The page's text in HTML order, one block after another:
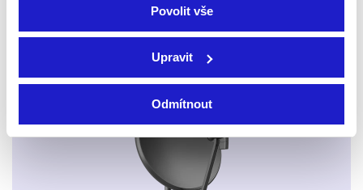
Povolit vše
Upravit
Odmítnout